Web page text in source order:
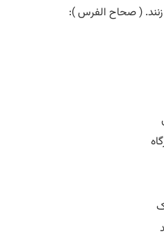
( صحاح الفرس ):